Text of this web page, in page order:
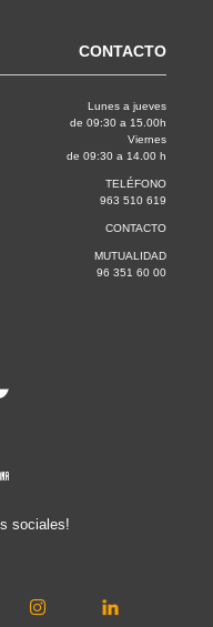
CONTACTO
Lunes a jueves
de 09:30 a 15.00h
Viernes
de 09:30 a 14.00 h
TELÉFONO
963 510 619
CONTACTO
MUTUALIDAD
96 351 60 00
sociales!